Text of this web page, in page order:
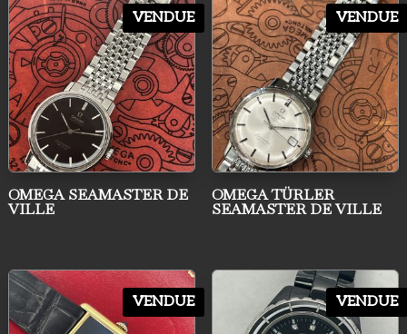
au
plus
ancien
VENDUE
OMEGA SEAMASTER DE
VILLE
VENDUE
OMEGA TÜRLER
SEAMASTER DE VILLE
VENDUE VENDUE